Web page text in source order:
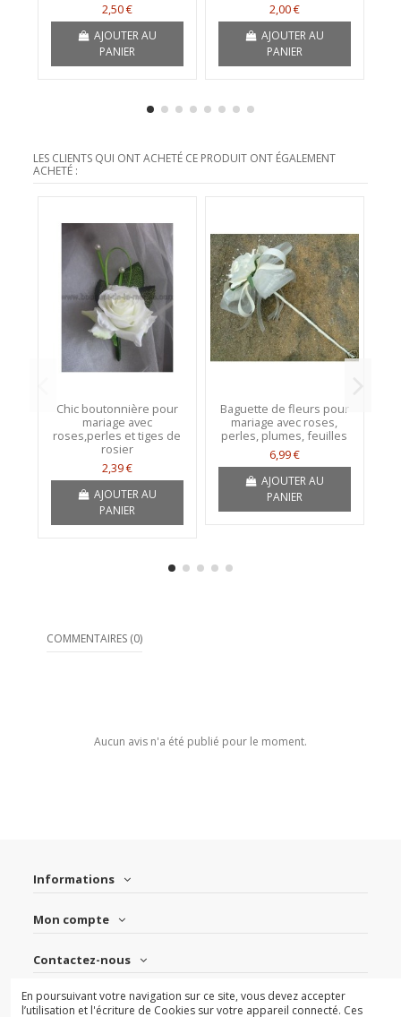
2,50 €
AJOUTER AU
PANIER
2,00 €
AJOUTER AU
PANIER
LES CLIENTS QUI ONT ACHETÉ CE PRODUIT ONT ÉGALEMENT
ACHETÉ :
Chic boutonnière pour
mariage avec
roses,perles et tiges de
rosier
2,39 €
AJOUTER AU
PANIER
Baguette de fleurs pour
mariage avec roses,
perles, plumes, feuilles
6,99 €
AJOUTER AU
PANIER
COMMENTAIRES (0)
Aucun avis n'a été publié pour le moment.
Informations
Mon compte
Contactez-nous
Suivez-nous
En poursuivant votre navigation sur ce site, vous devez accepter
l’utilisation et l'écriture de Cookies sur votre appareil connecté. Ces